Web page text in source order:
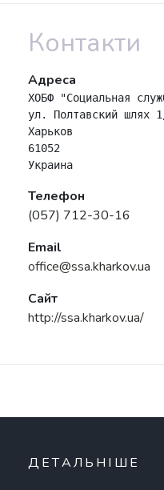
Контакти
Адреса
ХОБФ "Социальная
ул. Полтавский шлях
Харьков
61052
Украина
Телефон
(057) 712-30-16
Email
office@ssa.kharkov.ua
Сайт
http://ssa.kharkov.ua/
ДЕТАЛЬНІШЕ